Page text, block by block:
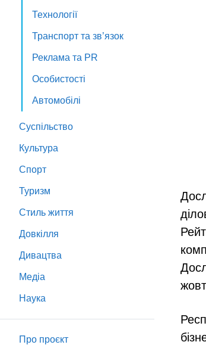
Технології
Транспорт та зв’язок
Реклама та PR
Особистості
Автомобілі
Суспільство
Культура
Спорт
Туризм
Стиль життя
Довкілля
Дивацтва
Медіа
Наука
Про проєкт